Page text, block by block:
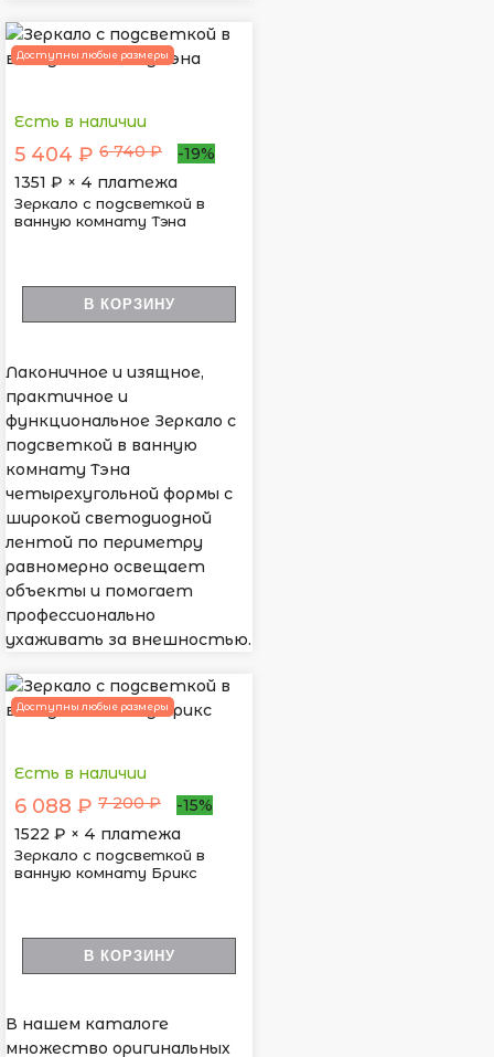
Доступны любые размеры
Есть в наличии
5 404 ₽ 6 740 ₽
-19%
1351 ₽ × 4 платежа
Зеркало с подсветкой в
ванную комнату Тэна
В КОРЗИНУ
Лаконичное и изящное,
практичное и
функциональное Зеркало с
подсветкой в ванную
комнату Тэна
четырехугольной формы с
широкой светодиодной
лентой по периметру
равномерно освещает
объекты и помогает
профессионально
ухаживать за внешностью.
Доступны любые размеры
Есть в наличии
6 088 ₽ 7 200 ₽
-15%
1522 ₽ × 4 платежа
Зеркало с подсветкой в
ванную комнату Брикс
В КОРЗИНУ
В нашем каталоге
множество оригинальных